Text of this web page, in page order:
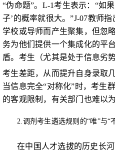
“伪命题”。 L-1考生表示：“如
子’的概率就很大。”J-07教师指
学校或导师而产生聚集，但忽
务为他们提供一个集成化的平
盾。考生（尤其是处于信息劣
考生差距，从而提升自身录取
当信息完全“对称化”时，考生
的客观限制，有关部门也难以
2.调剂考生遴选规则的“唯”与“
在中国人才选拔的历史长